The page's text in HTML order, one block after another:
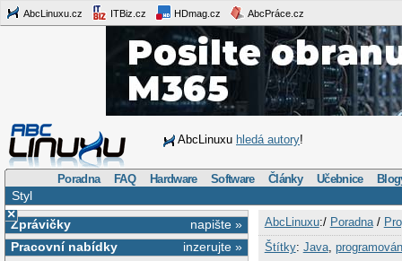
AbcLinuxu.cz ITBiz.cz HDmag.cz AbcPráce.cz
AbcLinuxu hledá autory!
Poradna FAQ Hardware Software Články Učebnice
Styl
×
napište »
Zprávičky
inzerujte »
Pracovní nabídky
AbcLinuxu:/ Poradna/
Štítky: Java,